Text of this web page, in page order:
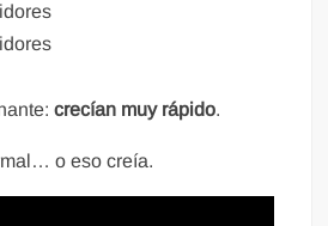
crecían muy rápido.
o eso creía.